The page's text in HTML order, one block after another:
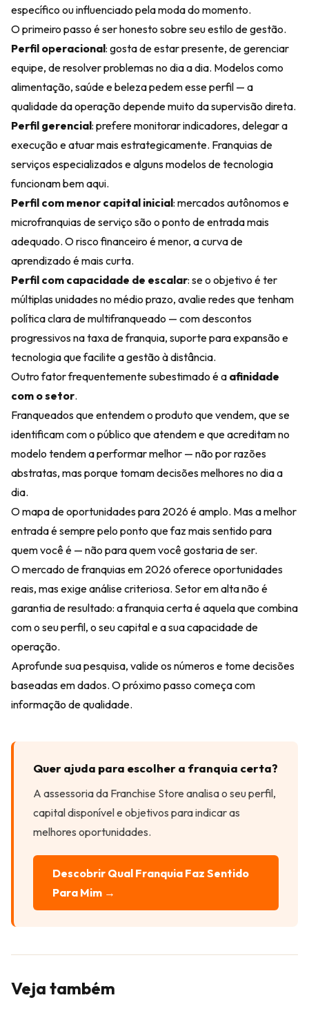
específico ou influenciado pela moda do momento.
O primeiro passo é ser honesto sobre seu estilo de gestão.
Perfil operacional: gosta de estar presente, de gerenciar
equipe, de resolver problemas no dia a dia. Modelos como
alimentação, saúde e beleza pedem esse perfil — a
qualidade da operação depende muito da supervisão direta.
Perfil gerencial: prefere monitorar indicadores, delegar a
execução e atuar mais estrategicamente. Franquias de
serviços especializados e alguns modelos de tecnologia
funcionam bem aqui.
Perfil com menor capital inicial: mercados autônomos e
microfranquias de serviço são o ponto de entrada mais
adequado. O risco financeiro é menor, a curva de
aprendizado é mais curta.
Perfil com capacidade de escalar: se o objetivo é ter
múltiplas unidades no médio prazo, avalie redes que tenham
política clara de multifranqueado — com descontos
progressivos na taxa de franquia, suporte para expansão e
tecnologia que facilite a gestão à distância.
Outro fator frequentemente subestimado é a afinidade
com o setor.
Franqueados que entendem o produto que vendem, que se
identificam com o público que atendem e que acreditam no
modelo tendem a performar melhor — não por razões
abstratas, mas porque tomam decisões melhores no dia a
dia.
O mapa de oportunidades para 2026 é amplo. Mas a melhor
entrada é sempre pelo ponto que faz mais sentido para
quem você é — não para quem você gostaria de ser.
O mercado de franquias em 2026 oferece oportunidades
reais, mas exige análise criteriosa. Setor em alta não é
garantia de resultado: a franquia certa é aquela que combina
com o seu perfil, o seu capital e a sua capacidade de
operação.
Aprofunde sua pesquisa, valide os números e tome decisões
baseadas em dados. O próximo passo começa com
informação de qualidade.
Quer ajuda para escolher a franquia certa?
A assessoria da Franchise Store analisa o seu perfil,
capital disponível e objetivos para indicar as
melhores oportunidades.
Descobrir Qual Franquia Faz Sentido
Para Mim →
Veja também